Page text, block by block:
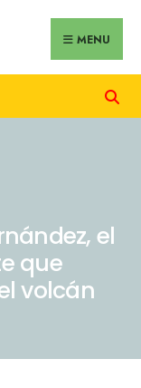
MENU
el
que
volcán